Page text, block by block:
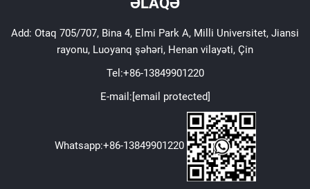
Add: Otaq 705/707, Bina 4, Elmi Park A, Milli Universitet, Jiansi
rayonu, Luoyanq şəhəri, Henan vilayəti, Çin
Tel:+86-13849901220
E-mail:[email protected]
Whatsapp:+86-13849901220